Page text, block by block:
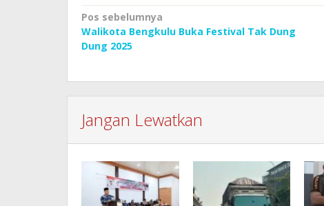
Navigasi
pos
Pos sebelumnya
Walikota Bengkulu Buka Festival Tak Dung
Dung 2025
Jangan Lewatkan